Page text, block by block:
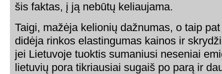
šis faktas, į ją nebūtų keliaujama.
Taigi, mažėja kelionių dažnumas, o taip
didėja rinkos elastingumas kainos ir
jei Lietuvoje tuoktis sumaniusi neseniai
lietuvių pora tikriausiai sugaiš po parą ir